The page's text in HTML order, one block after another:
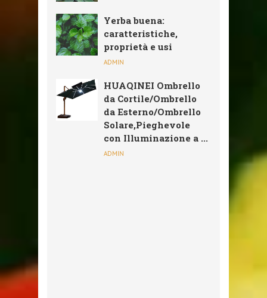
Yerba buena:
caratteristiche,
proprietà e usi
ADMIN
HUAQINEI Ombrello
da Cortile/Ombrello
da Esterno/Ombrello
Solare,Pieghevole
con Illuminazione a ...
ADMIN